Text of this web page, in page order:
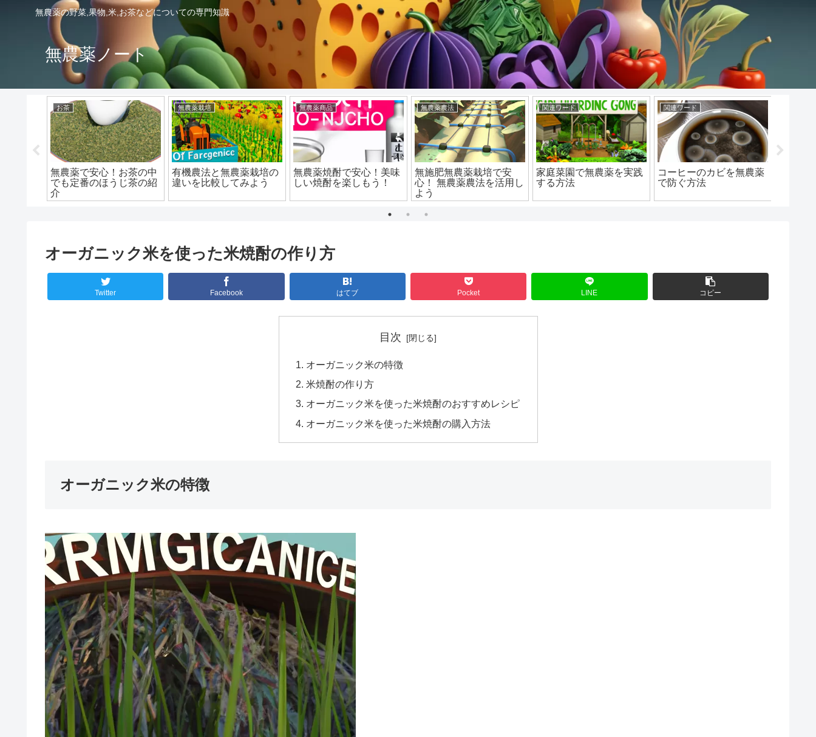
無農薬の野菜,果物,米,お茶などについての専門知識
無農薬ノート
お茶
無農薬で安心！お茶の中
でも定番のほうじ茶の紹
介
無農薬栽培
有機農法と無農薬栽培の
違いを比較してみよう
無農薬商品
無農薬焼酎で安心！美味
しい焼酎を楽しもう！
無農薬農法
無施肥無農薬栽培で安
心！ 無農薬農法を活用し
よう
関連ワード
家庭菜園で無農薬を実践
する方法
関連ワード
コーヒーのカビを無農薬
で防ぐ方法
オーガニック米を使った米焼酎の作り方
Twitter Facebook はてブ Pocket LINE コピー
目次
オーガニック米の特徴
米焼酎の作り方
オーガニック米を使った米焼酎のおすすめレシピ
オーガニック米を使った米焼酎の購入方法
オーガニック米の特徴